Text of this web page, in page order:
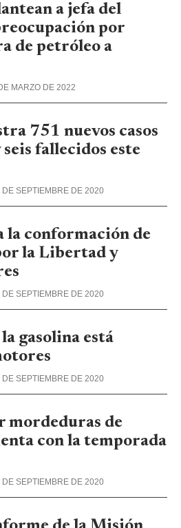
a jefa del
por
de petróleo a
MARZO DE 2022
751 nuevos casos
fallecidos este
DE SEPTIEMBRE DE 2020
la conformación de
la Libertad y
DE SEPTIEMBRE DE 2020
gasolina está
DE SEPTIEMBRE DE 2020
mordeduras de
con la temporada
DE SEPTIEMBRE DE 2020